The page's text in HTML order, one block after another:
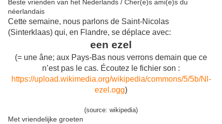
Beste vrienden van het Nederlands / Cher(e)s ami(e)s du
néerlandais
Cette semaine, nous parlons de Saint-Nicolas
(Sinterklaas) qui, en Flandre, se déplace avec:
een ezel
(= une âne; aux Pays-Bas nous verrons demain que ce
n’est pas le cas. Écoutez le fichier son :
https://upload.wikimedia.org/wikipedia/commons/5/5b/Nl-
ezel.ogg)
(source: wikipedia)
Met vriendelijke groeten